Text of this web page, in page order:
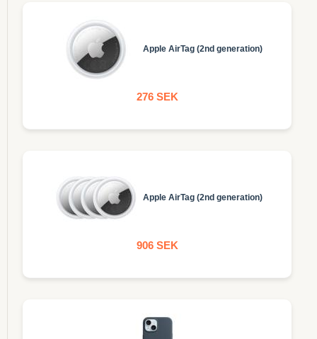
Apple AirTag (2nd generation)
276 SEK
Apple AirTag (2nd generation)
906 SEK